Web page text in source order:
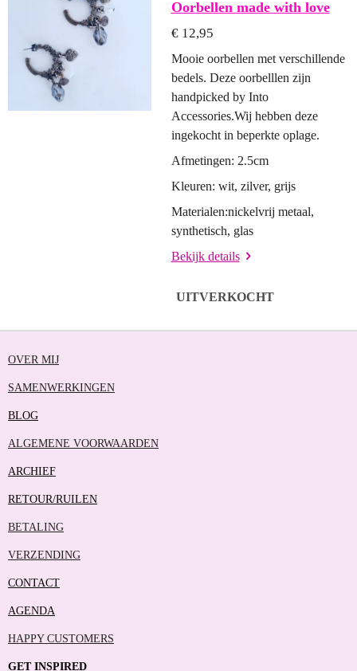
Oorbellen made with love
€ 12,95
Mooie oorbellen met verschillende
bedels. Deze oorbelllen zijn
handpicked by Into
Accessories.Wij hebben deze
ingekocht in beperkte oplage.
Afmetingen: 2.5cm
Kleuren: wit, zilver, grijs
Materialen:nickelvrij metaal,
synthetisch, glas
Bekijk details
UITVERKOCHT
OVER MIJ
SAMENWERKINGEN
BLOG
ALGEMENE VOORWAARDEN
ARCHIEF
RETOUR/RUILEN
BETALING
VERZENDING
CONTACT
AGENDA
HAPPY CUSTOMERS
GET INSPIRED